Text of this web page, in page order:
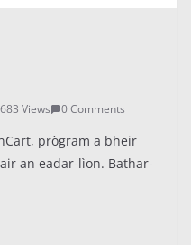
Views 0 Comments
prògram a bheir
an eadar-lìon. Bathar-